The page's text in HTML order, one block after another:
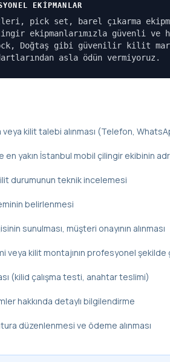
EKIPMANLAR
pick set, barel çıkarma
ekipmanlarımızla güvenli ve
Doğtaş gibi güvenilir kilit
asla ödün vermiyoruz.
kilit talebi alınması (Telefon,
en yakın İstanbul mobil çilingir ekibinin
durumunun teknik incelemesi
belirlenmesi
sunulması, müşteri onayının alınması
veya kilit montajının profesyonel
(kilid çalışma testi, anahtar teslimi)
hakkında detaylı bilgilendirme
düzenlenmesi ve ödeme alınması